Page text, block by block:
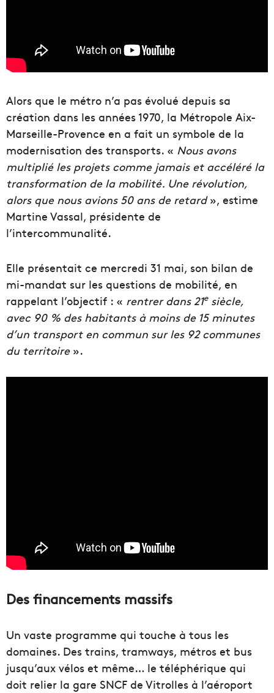
Alors que le métro n’a pas évolué depuis sa
création dans les années 1970, la Métropole Aix-
Marseille-Provence en a fait un symbole de la
modernisation des transports. « Nous avons
multiplié les projets comme jamais et accéléré la
transformation de la mobilité. Une révolution,
alors que nous avions 50 ans de retard», estime
Martine Vassal, présidente de
l’intercommunalité.
Elle présentait ce mercredi 31 mai, son bilan de
mi-mandat sur les questions de mobilité, en
rappelant l’objectif : « rentrer dans 21esiècle,
avec 90 % des habitants à moins de 15 minutes
d’un transport en commun sur les 92 communes
du territoire».
Des financements massifs
Un vaste programme qui touche à tous les
domaines. Des trains, tramways, métros et bus
jusqu’aux vélos et même… le téléphérique qui
doit relier la gare SNCF de Vitrolles à l’aéroport